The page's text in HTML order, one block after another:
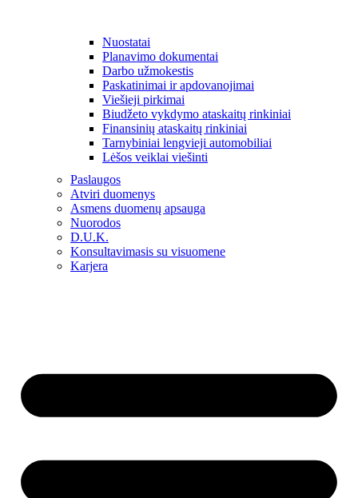
Nuostatai
Planavimo dokumentai
Darbo užmokestis
Paskatinimai ir apdovanojimai
Viešieji pirkimai
Biudžeto vykdymo ataskaitų rinkiniai
Finansinių ataskaitų rinkiniai
Tarnybiniai lengvieji automobiliai
Lėšos veiklai viešinti
Paslaugos
Atviri duomenys
Asmens duomenų apsauga
Nuorodos
D.U.K.
Konsultavimasis su visuomene
Karjera